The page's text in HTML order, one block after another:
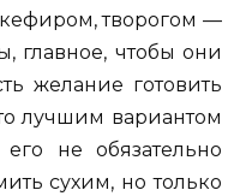
творогом —
главное, чтобы они
желание готовить
лучшим вариантом
не обязательно
сухим, но только